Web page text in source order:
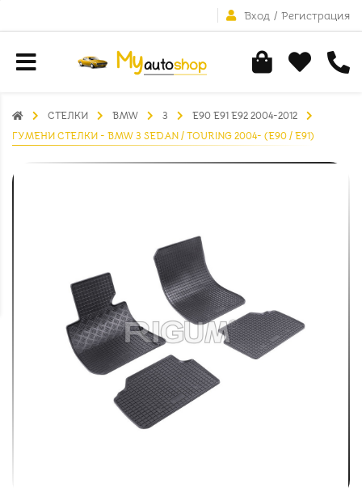
Вход / Регистрация
СТЕЛКИ BMW 3
E90 E91 E92 2004-2012
ГУМЕНИ СТЕЛКИ - BMW 3 SEDAN / TOURING 2004- (E90 / E91)